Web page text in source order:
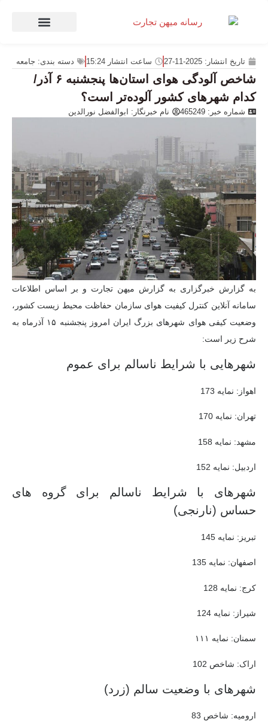
تاریخ انتشار: 2025-11-27 ساعت انتشار 15:24 دسته بندی: جامعه
شاخص آلودگی هوای استان‌ها پنجشنبه ۶ آذر/
کدام شهرهای کشور آلوده‌تر است؟
شماره خبر: 465249 نام خبرنگار: ابوالفضل نورالدین
به گزارش خبرگزاری به گزارش میهن تجارت و بر اساس اطلاعات
سامانه آنلاین کنترل کیفیت هوای سازمان حفاظت محیط زیست کشور،
وضعیت کیفی هوای شهرهای بزرگ ایران امروز پنجشنبه ۱۵ آذرماه به
شرح زیر است:
شهرهایی با شرایط ناسالم برای عموم
اهواز: نمایه 173
تهران: نمایه 170
مشهد: نمایه 158
اردبیل: نمایه 152
شهرهای با شرایط ناسالم برای گروه های
حساس (نارنجی)
تبریز: نمایه 145
اصفهان: نمایه 135
کرج: نمایه 128
شیراز: نمایه 124
سمنان: نمایه ۱۱۱
اراک: شاخص 102
شهرهای با وضعیت سالم (زرد)
ارومیه: شاخص 83